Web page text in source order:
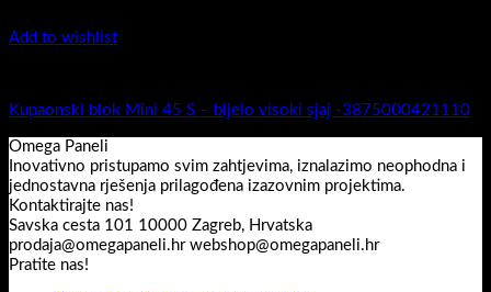
Add to wishlist
Kupaonski blok Mini 45 S – bijelo visoki sjaj -3875000421110
Omega Paneli
Inovativno pristupamo svim zahtjevima, iznalazimo neophodna i
jednostavna rješenja prilagođena izazovnim projektima.
Kontaktirajte nas!
Savska cesta 101 10000 Zagreb, Hrvatska
prodaja@omegapaneli.hr webshop@omegapaneli.hr
Pratite nas!